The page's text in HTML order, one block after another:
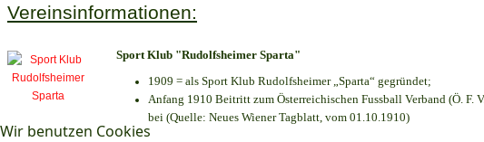
Wir benutzen Cookies
Vereinsinformationen:
Sport Klub "Rudolfsheimer Sparta"
1909 = als Sport Klub Rudolfsheimer „Sparta“ gegründet;
Anfang 1910 Beitritt zum Österreichischen Fussball Verband (Ö.
bei (Quelle: Neues Wiener Tagblatt, vom 01.10.1910)